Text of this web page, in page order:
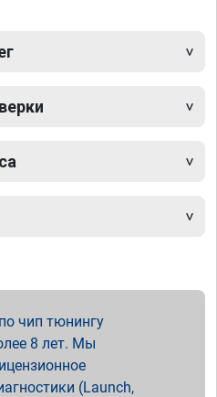
чип тюнингу
8 лет. Мы
(Launch,